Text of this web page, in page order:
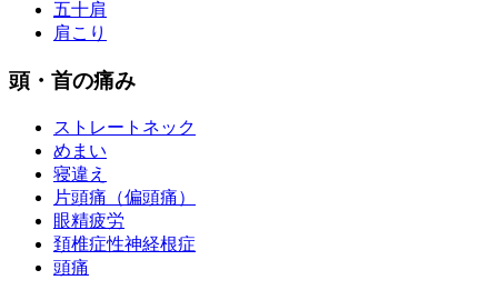
五十肩
肩こり
頭・首の痛み
ストレートネック
めまい
寝違え
片頭痛（偏頭痛）
眼精疲労
頚椎症性神経根症
頭痛